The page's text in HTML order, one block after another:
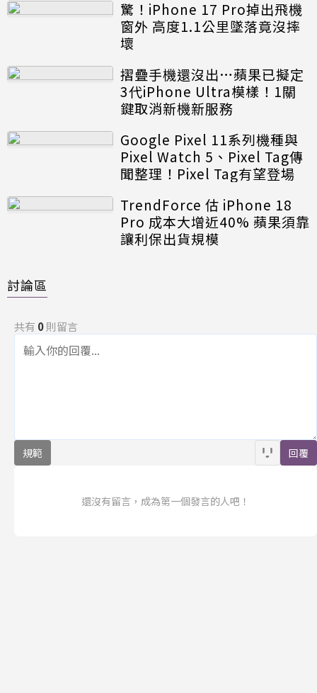
驚！iPhone 17 Pro掉出飛機
窗外 高度1.1公里墜落竟沒摔
壞
摺疊手機還沒出…蘋果已擬定
3代iPhone Ultra模樣！1關
鍵取消新機新服務
Google Pixel 11系列機種與
Pixel Watch 5、Pixel Tag傳
聞整理！Pixel Tag有望登場
TrendForce 估 iPhone 18
Pro 成本大增近40% 蘋果須靠
讓利保出貨規模
討論區
共有 0則留言
規範 回覆
還沒有留言，成為第一個發言的人吧！